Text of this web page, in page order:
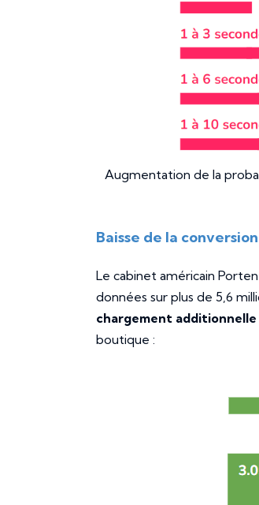
Augmentation de la
Baisse de la
Le cabinet américain
données sur plus de 5,6
chargement
boutique :